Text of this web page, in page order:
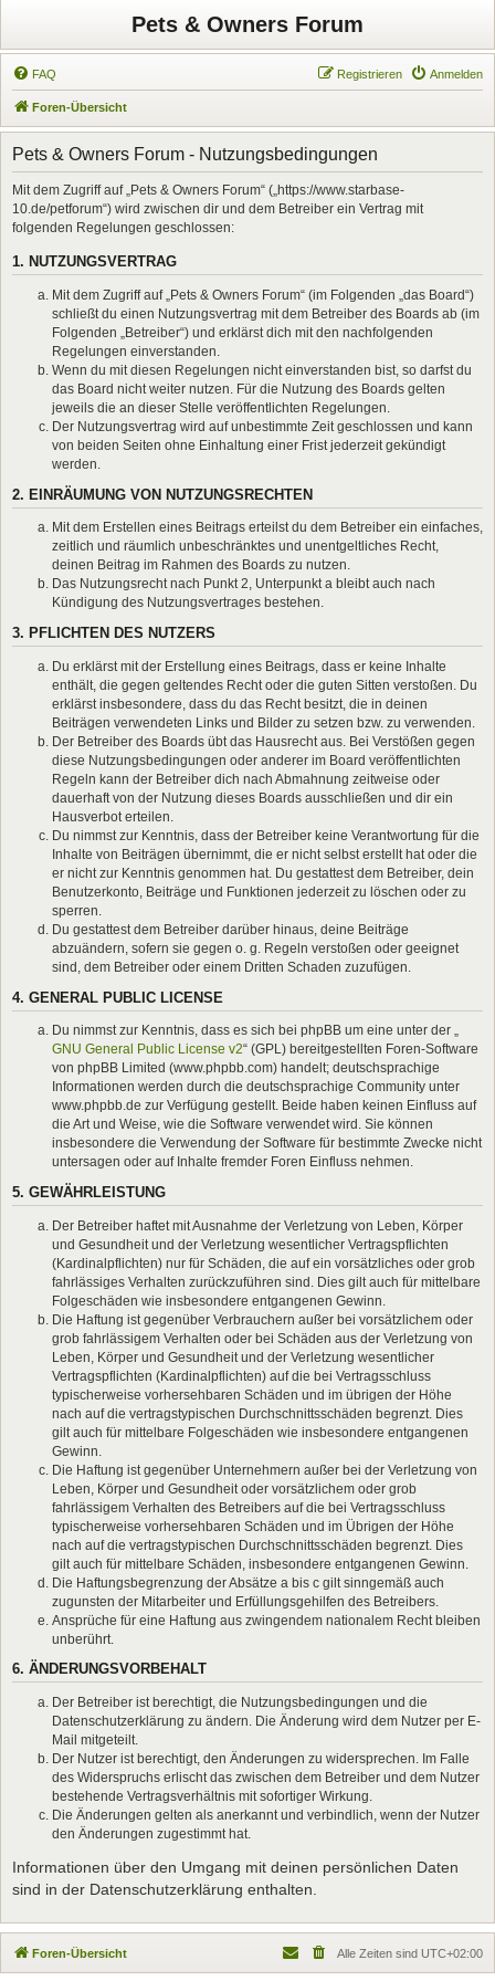
Pets & Owners Forum
FAQ Anmelden
Registrieren
Foren-Übersicht
Pets & Owners Forum - Nutzungsbedingungen
Mit dem Zugriff auf „Pets & Owners Forum“ („https://www.starbase-
10.de/petforum“) wird zwischen dir und dem Betreiber ein Vertrag mit
folgenden Regelungen geschlossen:
1. NUTZUNGSVERTRAG
Mit dem Zugriff auf „Pets & Owners Forum“ (im Folgenden „das Board“)
schließt du einen Nutzungsvertrag mit dem Betreiber des Boards ab (im
Folgenden „Betreiber“) und erklärst dich mit den nachfolgenden
Regelungen einverstanden.
Wenn du mit diesen Regelungen nicht einverstanden bist, so darfst du
das Board nicht weiter nutzen. Für die Nutzung des Boards gelten
jeweils die an dieser Stelle veröffentlichten Regelungen.
Der Nutzungsvertrag wird auf unbestimmte Zeit geschlossen und kann
von beiden Seiten ohne Einhaltung einer Frist jederzeit gekündigt
werden.
2. EINRÄUMUNG VON NUTZUNGSRECHTEN
Mit dem Erstellen eines Beitrags erteilst du dem Betreiber ein einfaches,
zeitlich und räumlich unbeschränktes und unentgeltliches Recht,
deinen Beitrag im Rahmen des Boards zu nutzen.
Das Nutzungsrecht nach Punkt 2, Unterpunkt a bleibt auch nach
Kündigung des Nutzungsvertrages bestehen.
3. PFLICHTEN DES NUTZERS
Du erklärst mit der Erstellung eines Beitrags, dass er keine Inhalte
enthält, die gegen geltendes Recht oder die guten Sitten verstoßen. Du
erklärst insbesondere, dass du das Recht besitzt, die in deinen
Beiträgen verwendeten Links und Bilder zu setzen bzw. zu verwenden.
Der Betreiber des Boards übt das Hausrecht aus. Bei Verstößen gegen
diese Nutzungsbedingungen oder anderer im Board veröffentlichten
Regeln kann der Betreiber dich nach Abmahnung zeitweise oder
dauerhaft von der Nutzung dieses Boards ausschließen und dir ein
Hausverbot erteilen.
Du nimmst zur Kenntnis, dass der Betreiber keine Verantwortung für die
Inhalte von Beiträgen übernimmt, die er nicht selbst erstellt hat oder die
er nicht zur Kenntnis genommen hat. Du gestattest dem Betreiber, dein
Benutzerkonto, Beiträge und Funktionen jederzeit zu löschen oder zu
sperren.
Du gestattest dem Betreiber darüber hinaus, deine Beiträge
abzuändern, sofern sie gegen o. g. Regeln verstoßen oder geeignet
sind, dem Betreiber oder einem Dritten Schaden zuzufügen.
4. GENERAL PUBLIC LICENSE
Du nimmst zur Kenntnis, dass es sich bei phpBB um eine unter der „
GNU General Public License v2“ (GPL) bereitgestellten Foren-Software
von phpBB Limited (www.phpbb.com) handelt; deutschsprachige
Informationen werden durch die deutschsprachige Community unter
www.phpbb.de zur Verfügung gestellt. Beide haben keinen Einfluss auf
die Art und Weise, wie die Software verwendet wird. Sie können
insbesondere die Verwendung der Software für bestimmte Zwecke nicht
untersagen oder auf Inhalte fremder Foren Einfluss nehmen.
5. GEWÄHRLEISTUNG
Der Betreiber haftet mit Ausnahme der Verletzung von Leben, Körper
und Gesundheit und der Verletzung wesentlicher Vertragspflichten
(Kardinalpflichten) nur für Schäden, die auf ein vorsätzliches oder grob
fahrlässiges Verhalten zurückzuführen sind. Dies gilt auch für mittelbare
Folgeschäden wie insbesondere entgangenen Gewinn.
Die Haftung ist gegenüber Verbrauchern außer bei vorsätzlichem oder
grob fahrlässigem Verhalten oder bei Schäden aus der Verletzung von
Leben, Körper und Gesundheit und der Verletzung wesentlicher
Vertragspflichten (Kardinalpflichten) auf die bei Vertragsschluss
typischerweise vorhersehbaren Schäden und im übrigen der Höhe
nach auf die vertragstypischen Durchschnittsschäden begrenzt. Dies
gilt auch für mittelbare Folgeschäden wie insbesondere entgangenen
Gewinn.
Die Haftung ist gegenüber Unternehmern außer bei der Verletzung von
Leben, Körper und Gesundheit oder vorsätzlichem oder grob
fahrlässigem Verhalten des Betreibers auf die bei Vertragsschluss
typischerweise vorhersehbaren Schäden und im Übrigen der Höhe
nach auf die vertragstypischen Durchschnittsschäden begrenzt. Dies
gilt auch für mittelbare Schäden, insbesondere entgangenen Gewinn.
Die Haftungsbegrenzung der Absätze a bis c gilt sinngemäß auch
zugunsten der Mitarbeiter und Erfüllungsgehilfen des Betreibers.
Ansprüche für eine Haftung aus zwingendem nationalem Recht bleiben
unberührt.
6. ÄNDERUNGSVORBEHALT
Der Betreiber ist berechtigt, die Nutzungsbedingungen und die
Datenschutzerklärung zu ändern. Die Änderung wird dem Nutzer per E-
Mail mitgeteilt.
Der Nutzer ist berechtigt, den Änderungen zu widersprechen. Im Falle
des Widerspruchs erlischt das zwischen dem Betreiber und dem Nutzer
bestehende Vertragsverhältnis mit sofortiger Wirkung.
Die Änderungen gelten als anerkannt und verbindlich, wenn der Nutzer
den Änderungen zugestimmt hat.
Informationen über den Umgang mit deinen persönlichen Daten
sind in der Datenschutzerklärung enthalten.
Foren-Übersicht Alle Zeiten sind UTC+02:00